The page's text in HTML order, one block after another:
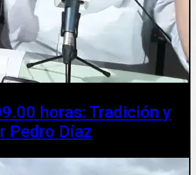
horas: Tradición y
Pedro Díaz